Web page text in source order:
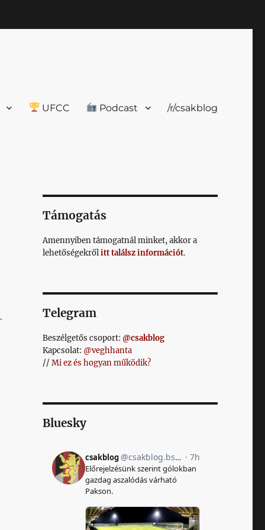
UFCC Podcast /r/csakblog
Támogatás
Amennyiben támogatnál minket, akkor a
lehetőségekrőlitt találsz információt.
Telegram
Beszélgetős csoport: @csakblog
Kapcsolat: @veghhanta
// Mi ez és hogyan működik?
Bluesky